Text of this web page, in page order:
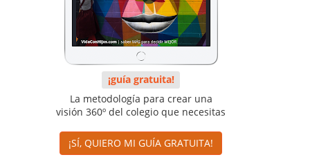
¡guía gratuita!
La metodología para crear una
visión 360º del colegio que necesitas
¡SÍ, QUIERO MI GUÍA GRATUITA!